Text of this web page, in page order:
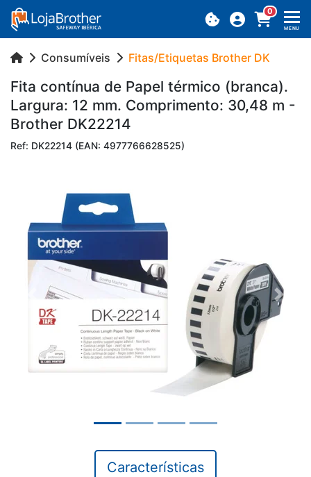
0
MENU
Consumíveis Fitas/Etiquetas Brother DK
Fita con­tínua de Papel tér­mico (branca).
Lar­gura: 12 mm. Com­pri­mento: 30,48 m -
Brother DK22214
Ref: DK22214 (EAN: 4977766628525)
Previous Next
Características